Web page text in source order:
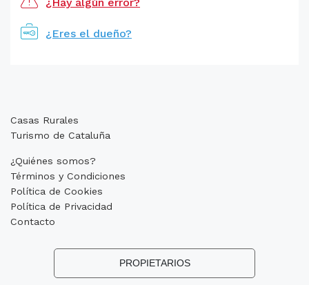
¿Eres el dueño?
Casas Rurales
Turismo de Cataluña
¿Quiénes somos?
Términos y Condiciones
Política de Cookies
Política de Privacidad
Contacto
PROPIETARIOS